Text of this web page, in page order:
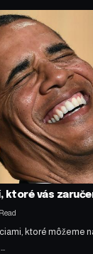
ktoré vás
ktoré môžeme